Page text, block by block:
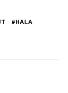
HALA